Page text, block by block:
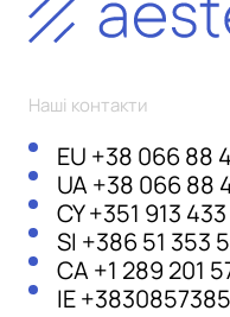
Наші контакти
EU +38 066 88
UA+38 066 88
CY+351 913
SI +386 51 353
CA+1 289 201
IE